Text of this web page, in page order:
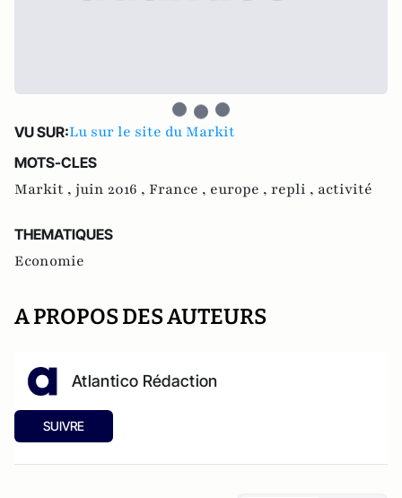
VU SUR:Lu sur le site du Markit
MOTS-CLES
Markit , juin 2016 , France , europe , repli , activité
THEMATIQUES
Economie
A PROPOS DES AUTEURS
Atlantico Rédaction
SUIVRE